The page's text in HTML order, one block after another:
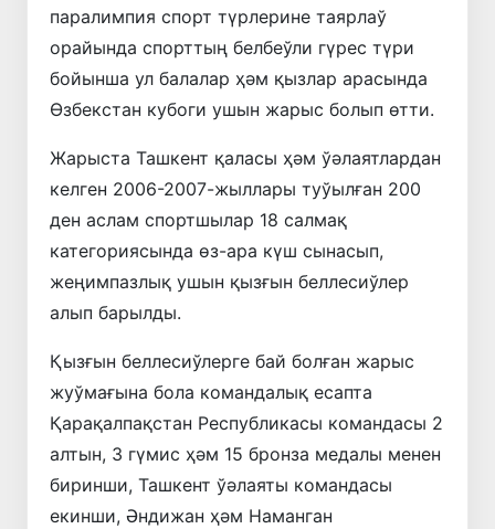
паралимпия спорт түрлерине таярлаў
орайында спорттың белбеўли гүрес түри
бойынша ул балалар ҳәм қызлар арасында
Өзбекстан кубоги ушын жарыс болып өтти.
Жарыста Ташкент қаласы ҳәм ўәлаятлардан
келген 2006-2007-жыллары туўылған 200
ден аслам спортшылар 18 салмақ
категориясында өз-ара күш сынасып,
жеңимпазлық ушын қызғын беллесиўлер
алып барылды.
Қызғын беллесиўлерге бай болған жарыс
жуўмағына бола командалық есапта
Қарақалпақстан Республикасы командасы 2
алтын, 3 гүмис ҳәм 15 бронза медалы менен
биринши, Ташкент ўәлаяты командасы
екинши, Әндижан ҳәм Наманган